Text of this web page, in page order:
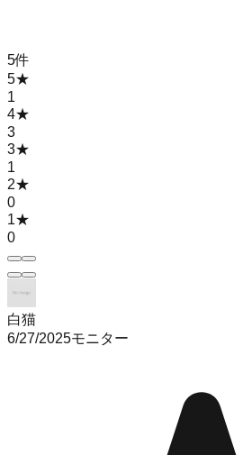
5件
5★
1
4★
3
3★
1
2★
0
1★
0
白猫
6/27/2025モニター